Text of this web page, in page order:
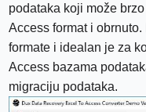
podataka koji može
Access format i
formate i idealan je za
Access bazama
migraciju podataka.